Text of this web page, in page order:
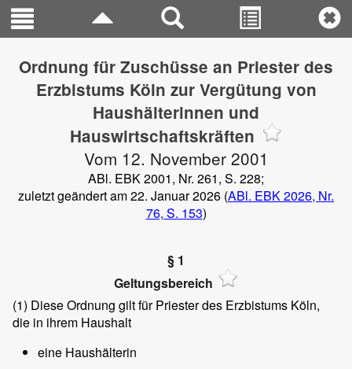
Ordnung für Zuschüsse an Priester des
Erzbistums Köln zur Vergütung von
Haushälterinnen und
Hauswirtschaftskräften
Vom 12. November 2001
ABl. EBK 2001, Nr. 261, S. 228;
zuletzt geändert am 22. Januar 2026 (ABl. EBK 2026, Nr.
76, S. 153)
§ 1
Geltungsbereich
(1) Diese Ordnung gilt für Priester des Erzbistums Köln,
die in ihrem Haushalt
eine Haushälterin